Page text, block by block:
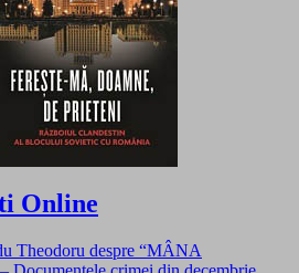
Online
Theodoru despre “MÂNA